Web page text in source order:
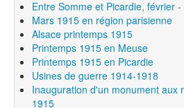
Entre Somme et Picardie, février
Mars 1915 en région parisienne
Alsace printemps 1915
Printemps 1915 en Meuse
Printemps 1915 en Picardie
Usines de guerre 1914-1918
Inauguration d'un monument aux
1915